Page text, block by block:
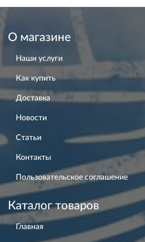
О магазине
Наши услуги
Как купить
Доставка
Новости
Статьи
Контакты
Пользовательское соглашение
Каталог товаров
Главная